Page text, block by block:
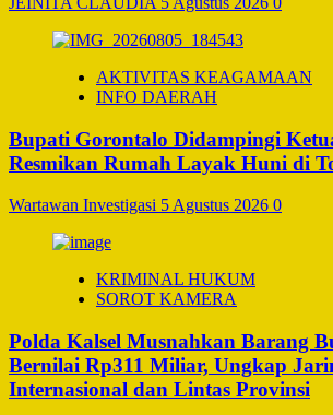
AKTIVITAS KEAGAMAAN
INFO DAERAH
Bupati Gorontalo Didampingi
Resmikan Rumah Layak Huni di
Wartawan Investigasi 5 Agustus 2026 0
KRIMINAL HUKUM
SOROT KAMERA
Polda Kalsel Musnahkan Barang
Bernilai Rp311 Miliar, Ungkap
Internasional dan Lintas Provinsi